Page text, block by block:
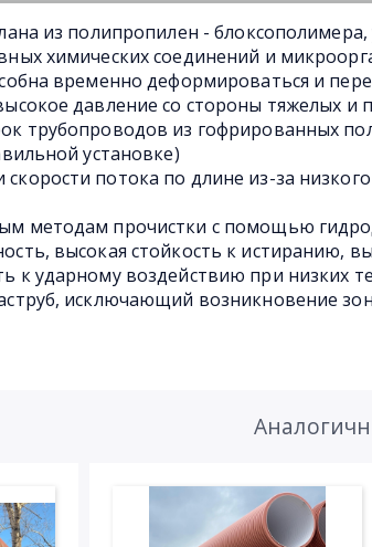
из полипропилен -
химических соединений и
временно деформироваться и
давление со стороны тяжелых и
трубопроводов из гофрированных
установке)
потока по длине из-за
методам прочистки с помощью
высокая стойкость к истиранию,
к ударному воздействию при низких
исключающий возникновение зон